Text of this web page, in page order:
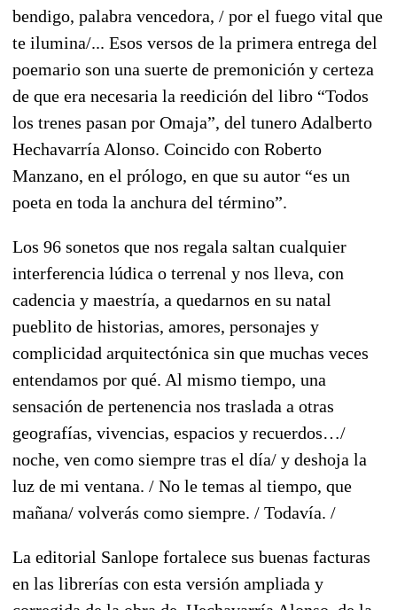
bendigo, palabra vencedora, / por el fuego vital que
te ilumina/... Esos versos de la primera entrega del
poemario son una suerte de premonición y certeza
de que era necesaria la reedición del libro “Todos
los trenes pasan por Omaja”, del tunero Adalberto
Hechavarría Alonso. Coincido con Roberto
Manzano, en el prólogo, en que su autor “es un
poeta en toda la anchura del término”.
Los 96 sonetos que nos regala saltan cualquier
interferencia lúdica o terrenal y nos lleva, con
cadencia y maestría, a quedarnos en su natal
pueblito de historias, amores, personajes y
complicidad arquitectónica sin que muchas veces
entendamos por qué. Al mismo tiempo, una
sensación de pertenencia nos traslada a otras
geografías, vivencias, espacios y recuerdos…/
noche, ven como siempre tras el día/ y deshoja la
luz de mi ventana. / No le temas al tiempo, que
mañana/ volverás como siempre. / Todavía. /
La editorial Sanlope fortalece sus buenas facturas
en las librerías con esta versión ampliada y